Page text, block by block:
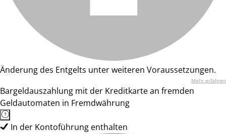
Änderung des Entgelts unter weiteren Voraussetzungen.
Mehr erfahren
Bargeldauszahlung mit der Kreditkarte an fremden
Geldautomaten in Fremdwährung
In der Kontoführung enthalten